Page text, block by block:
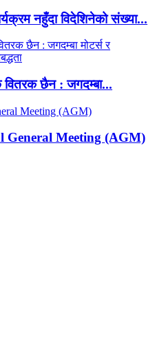
नहुँदा विदेशिनेको संख्या...
वितरक छैन : जगदम्बा...
General Meeting (AGM)